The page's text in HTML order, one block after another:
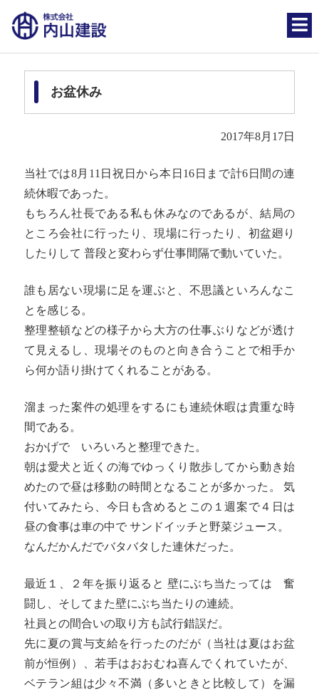
お盆休み
2017年8月17日
当社では8月11日祝日から本日16日まで計6日間の連
続休暇であった。
もちろん社長である私も休みなのであるが、結局の
ところ会社に行ったり、現場に行ったり、初盆廻り
したりして 普段と変わらず仕事間隔で動いていた。
誰も居ない現場に足を運ぶと、不思議といろんなこ
とを感じる。
整理整頓などの様子から大方の仕事ぶりなどが透け
て見えるし、現場そのものと向き合うことで相手か
ら何か語り掛けてくれることがある。
溜まった案件の処理をするにも連続休暇は貴重な時
間である。
おかげで いろいろと整理できた。
朝は愛犬と近くの海でゆっくり散歩してから動き始
めたので昼は移動の時間となることが多かった。 気
付いてみたら、今日も含めるとこの１週案で４日は
昼の食事は車の中で サンドイッチと野菜ジュース。
なんだかんだでバタバタした連休だった。
最近１、２年を振り返ると 壁にぶち当たっては 奮
闘し、そしてまた壁にぶち当たりの連続。
社員との間合いの取り方も試行錯誤だ。
先に夏の賞与支給を行ったのだが（当社は夏はお盆
前が恒例）、若手はおおむね喜んでくれていたが、
ベテラン組は少々不満（多いときと比較して）を漏